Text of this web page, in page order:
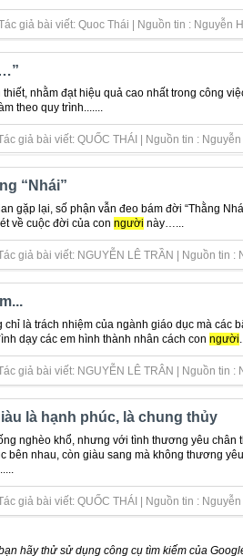
giả bài viết: Quoc Thái | Nguồn tin : Nguyễn
nhằm đạt hiệu quả cao nhất trong công
theo quy trình.......
giả bài viết: QUỐC THÁI | Nguồn tin :
“Nhái”
gặp lại, số phận vẫn đeo bám đời “Thằng
về cuộc đời của con người này…...
giả bài viết: NGUYỄN LÊ TRẦN | Nguồn tin :
chỉ là trách nhiệm của ngành giáo dục mà các
dạy các em hình thành nhân cách con người
giả bài viết: NGUYỄN LÊ TRÂN | Nguồn tin :
là hạnh phúc, là chung thủy
nghèo khổ, nhưng với tình thương yêu chân
bên nhau, còn giàu sang mà không thương
giả bài viết: QUỐC THÁI | Nguồn tin :
hãy thử sử dụng công cụ tìm kiếm của